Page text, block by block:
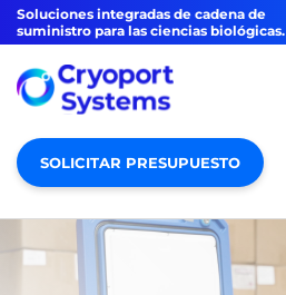
Soluciones integradas de cadena de
suministro para las ciencias biológicas.
SOLICITAR PRESUPUESTO